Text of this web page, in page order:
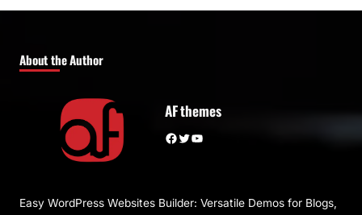
About the Author
AF themes
Facebook Twitter YouTube
Easy WordPress Websites Builder: Versatile Demos for Blogs,